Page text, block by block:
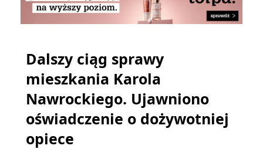
Dalszy ciąg sprawy
mieszkania Karola
Nawrockiego. Ujawniono
oświadczenie o dożywotniej
opiece